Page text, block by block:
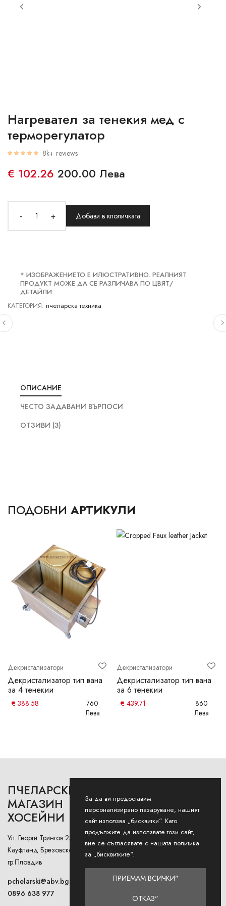
Нагревател за тенекия мед с
терморегулатор
8k+ reviews
€ 102.26 200.00 Лева
- + Добави в клоличката
* ИЗОБРАЖЕНИЕТО Е ИЛЮСТРАТИВНО. РЕАЛНИЯТ
ПРОДУКТ МОЖЕ ДА СЕ РАЗЛИЧАВА ПО ЦВЯТ/
ДЕТАЙЛИ.
КАТЕГОРИЯ: пчеларска техника
ОПИСАНИЕ
ЧЕСТО ЗАДАВАНИ ВЪРПОСИ
ОТЗИВИ (3)
ПОДОБНИ АРТИКУЛИ
Декристализатори
Декристализатор тип вана
за 4 тенекии
€ 388.58
760
Лева
Декристализатори
Декристализатор тип вана
за 6 тенекии
€ 439.71
860
Лева
ПЧЕЛАРСКИ
МАГАЗИН
ХОСЕЙНИ
Ул. Георги Трингов 2А (до
Кауфланд Брезовско Шосе),
гр.Пловдив
pchelarski@abv.bg
0896 638 977
Понеделник - Петък: 9AM -
12:30PM и 13:00РМ - 18:00РМ
Събота: 9AM - 13PM
За да ви предоставим
персонализирано пазаруване, нашият
сайт използва „бисквитки“. Като
продължите да използвате този сайт,
вие се съгласявате с нашата политика
за „бисквитките“.
ПРИЕМАМ ВСИЧКИ"
ОТКАЗ"